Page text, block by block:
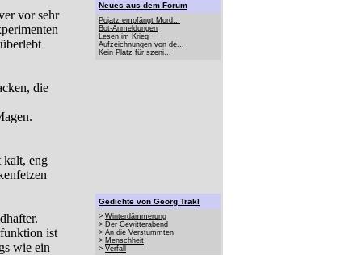
vor sehr
die
kalt, eng
ist
wie ein
Neues aus dem Forum
Pojatz empfängt Mord...
Bot-Anmeldungen
Lesen im Krieg
Aufzeichnungen von de...
Kein Platz für szeni...
Gedichte von Georg Trakl
> Winterdämmerung
> Der Gewitterabend
> An die Verstummten
> Menschheit
> Verfall